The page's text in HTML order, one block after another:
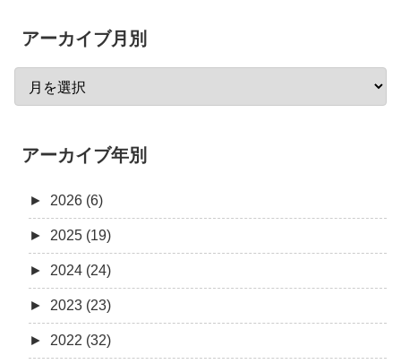
アーカイブ月別
アーカイブ年別
► 2026 (6)
► 2025 (19)
► 2024 (24)
► 2023 (23)
► 2022 (32)